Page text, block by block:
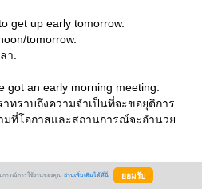
get up early tomorrow.
tomorrow.
า.
got an early morning meeting.
ราบถึงความจำเป็นที่จะขอยุติการ
มที่โอกาสและสถานการณ์จะอำนว
การณ์การใช้งานของคุณ อ่านเพิ่มเติมได้ที่นี่